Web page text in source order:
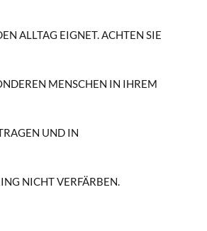
ALLTAG EIGNET. ACHTEN SIE
MENSCHEN IN IHREM
UND IN
NICHT VERFÄRBEN.